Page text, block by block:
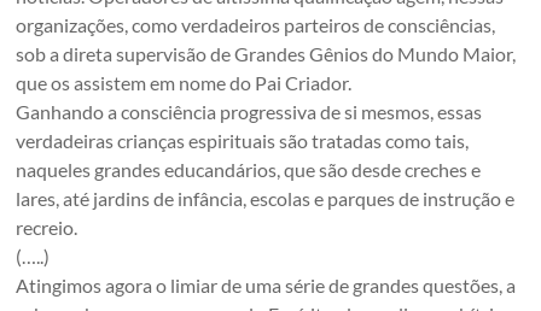
organizações, como verdadeiros parteiros de consciências,
sob a direta supervisão de Grandes Gênios do Mundo Maior,
que os assistem em nome do Pai Criador.
Ganhando a consciência progressiva de si mesmos, essas
verdadeiras crianças espirituais são tratadas como tais,
naqueles grandes educandários, que são desde creches e
lares, até jardins de infância, escolas e parques de instrução e
recreio.
(…..)
Atingimos agora o limiar de uma série de grandes questões, a